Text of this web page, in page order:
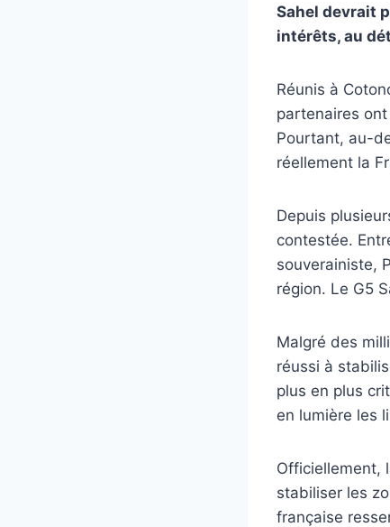
Sahel devrait
intérêts, au
Réunis à
partenaires
Pourtant, au-
réellement la
Depuis
contestée.
souverainiste,
région. Le G5
Malgré des
réussi à
plus en plus
en lumière les
Officiellement,
stabiliser les
française